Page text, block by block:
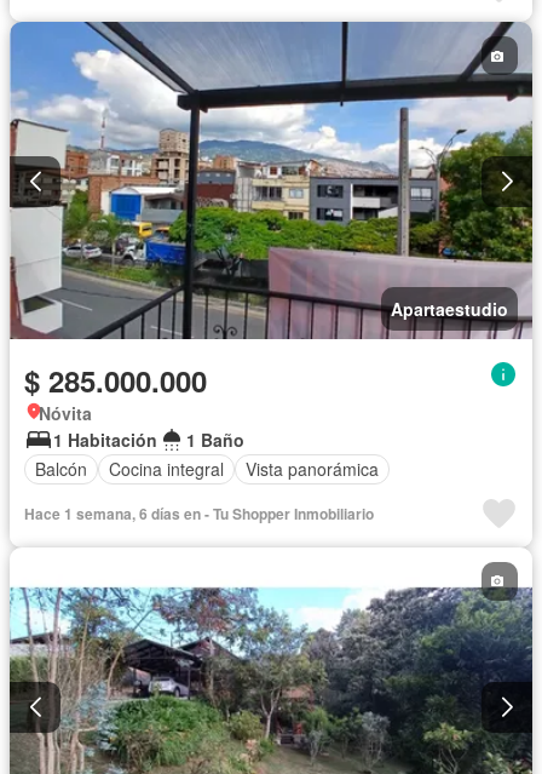
Apartaestudio
$ 285.000.000
Nóvita
1 Habitación
1 Baño
Balcón
Cocina integral Vista panorámica
Hace 1 semana, 6 días en - Tu Shopper Inmobiliario